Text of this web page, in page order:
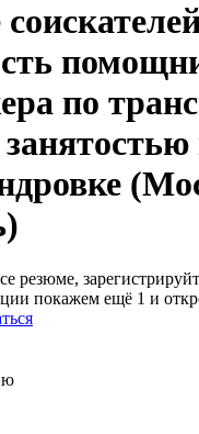
по
резюме,
покажем ещё 1 и